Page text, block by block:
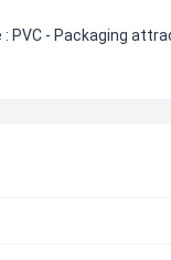
: PVC - Packaging